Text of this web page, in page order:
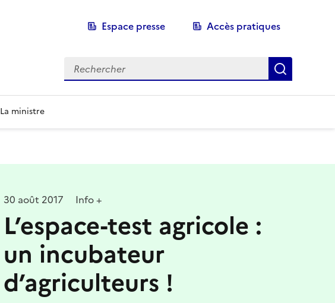
Espace presse Accès pratiques
Recherche
La ministre
30 août 2017 Info +
L’espace-test agricole :
un incubateur
d’agriculteurs !